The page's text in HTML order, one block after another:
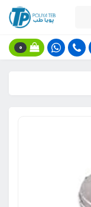
0